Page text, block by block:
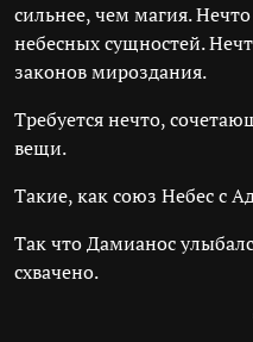
сильнее, чем магия.
небесных сущностей.
законов мироздания.
Требуется нечто,
вещи.
Такие, как союз Небес с
Так что Дамианос
схвачено.